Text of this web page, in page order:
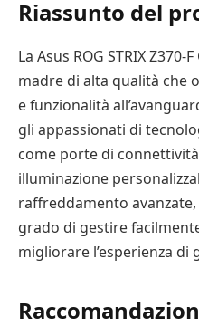
Riassunto del
La Asus ROG STRIX
madre di alta qualità che
e funzionalità
gli appassionati di
come porte di
illuminazione
raffreddamento
grado di gestire
migliorare l’esperienza di